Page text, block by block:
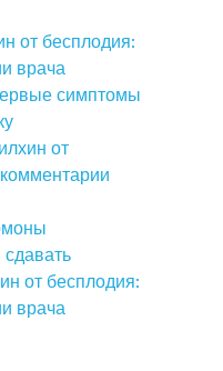
от бесплодия:
врача
симптомы
от
от бесплодия:
врача